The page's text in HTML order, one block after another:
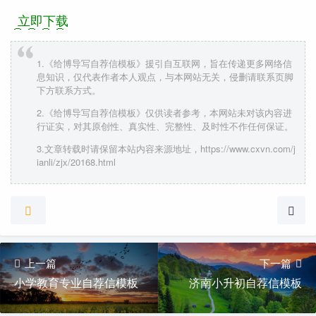
立即下载
1.《给博导写自荐信模板》援引自互联网，旨在传递更多网络信
息知识，仅代表作者本人观点，与本网站无关，侵删请联系页脚
下方联系方式。
2.《给博导写自荐信模板》仅供读者参考，本网站未对该内容进
行证实，对其原创性、真实性、完整性、及时性不作任何保证。
3.文章转载时请保留本站内容来源地址，https://www.cxvn.com/j
ianli/zjx/20168.html
上一篇
小学教育专业自荐信模板
下一篇
济南小升初自荐信模板